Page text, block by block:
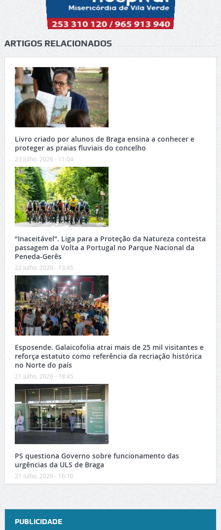
ARTIGOS RELACIONADOS
Livro criado por alunos de Braga ensina a conhecer e
proteger as praias fluviais do concelho
23 Julho, 2026 - 11:04
“Inaceitável”. Liga para a Proteção da Natureza contesta
passagem da Volta a Portugal no Parque Nacional da
Peneda-Gerês
22 Julho, 2026 - 13:45
Esposende. Galaicofolia atrai mais de 25 mil visitantes e
reforça estatuto como referência da recriação histórica
no Norte do país
21 Julho, 2026 - 18:45
PS questiona Governo sobre funcionamento das
urgências da ULS de Braga
21 Julho, 2026 - 16:10
PUBLICIDADE